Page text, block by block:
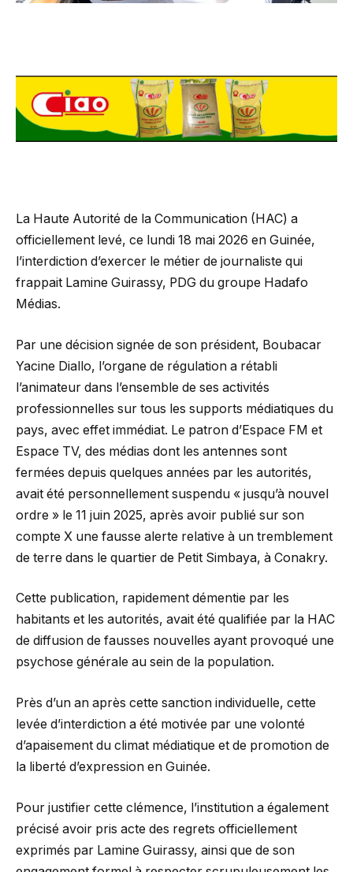
La Haute Autorité de la Communication (HAC) a
officiellement levé, ce lundi 18 mai 2026 en Guinée,
l’interdiction d’exercer le métier de journaliste qui
frappait Lamine Guirassy, PDG du groupe Hadafo
Médias.
Par une décision signée de son président, Boubacar
Yacine Diallo, l’organe de régulation a rétabli
l’animateur dans l’ensemble de ses activités
professionnelles sur tous les supports médiatiques du
pays, avec effet immédiat. Le patron d’Espace FM et
Espace TV, des médias dont les antennes sont
fermées depuis quelques années par les autorités,
avait été personnellement suspendu « jusqu’à nouvel
ordre » le 11 juin 2025, après avoir publié sur son
compte X une fausse alerte relative à un tremblement
de terre dans le quartier de Petit Simbaya, à Conakry.
Cette publication, rapidement démentie par les
habitants et les autorités, avait été qualifiée par la HAC
de diffusion de fausses nouvelles ayant provoqué une
psychose générale au sein de la population.
Près d’un an après cette sanction individuelle, cette
levée d’interdiction a été motivée par une volonté
d’apaisement du climat médiatique et de promotion de
la liberté d’expression en Guinée.
Pour justifier cette clémence, l’institution a également
précisé avoir pris acte des regrets officiellement
exprimés par Lamine Guirassy, ainsi que de son